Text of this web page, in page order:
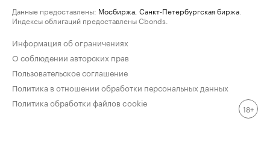
Данные предоставлены: Мосбиржа Санкт-Петербургская биржа
Индексы облигаций предоставлены Cbonds.
Информация об ограничениях
О соблюдении авторских прав
Пользовательское соглашение
Политика в отношении обработки персональных данных
Политика обработки файлов cookie
18+